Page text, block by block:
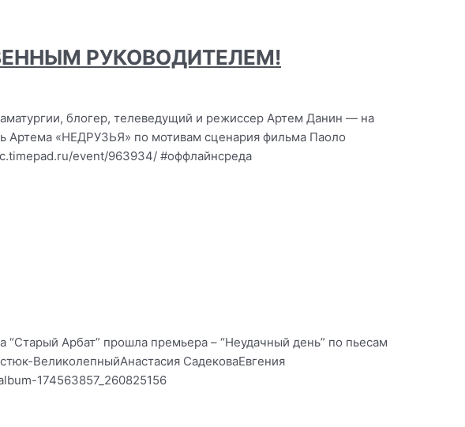
РУКОВОДИТЕЛЕМ!
блогер, телеведущий и режиссер Артем Данин — на
Артема «НЕДРУЗЬЯ» по мотивам сценария фильма Паоло
event/963934/ #оффлайнсреда
Арбат” прошла премьера – “Неудачный день” по пьесам
ВеликолепныйАнастасия СадековаЕвгения
174563857_260825156